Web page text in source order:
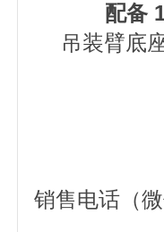
配备
吊装臂底
销售电话（